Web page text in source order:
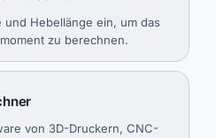
und Hebellänge ein, um das
zu berechnen.
von 3D-Druckern, CNC-